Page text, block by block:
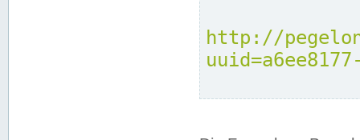
http://